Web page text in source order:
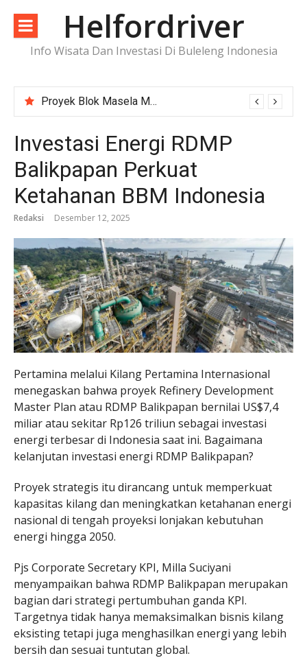
konten
Helfordriver
Info Wisata Dan Investasi Di Buleleng Indonesia
Proyek Blok Masela Makin Dekat ke FID, Investasi Raksasa Siap Menggerakkan Industri Energi
Investasi Energi RDMP
Balikpapan Perkuat
Ketahanan BBM Indonesia
Redaksi Desember 12, 2025
Pertamina melalui Kilang Pertamina Internasional
menegaskan bahwa proyek Refinery Development
Master Plan atau RDMP Balikpapan bernilai US$7,4
miliar atau sekitar Rp126 triliun sebagai investasi
energi terbesar di Indonesia saat ini. Bagaimana
kelanjutan investasi energi RDMP Balikpapan?
Proyek strategis itu dirancang untuk memperkuat
kapasitas kilang dan meningkatkan ketahanan energi
nasional di tengah proyeksi lonjakan kebutuhan
energi hingga 2050.
Pjs Corporate Secretary KPI, Milla Suciyani
menyampaikan bahwa RDMP Balikpapan merupakan
bagian dari strategi pertumbuhan ganda KPI.
Targetnya tidak hanya memaksimalkan bisnis kilang
eksisting tetapi juga menghasilkan energi yang lebih
bersih dan sesuai tuntutan global.